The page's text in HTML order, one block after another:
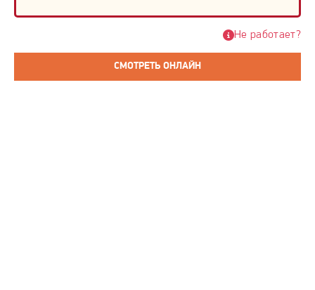
СМОТРЕТЬ ОНЛАЙН
Не работает?